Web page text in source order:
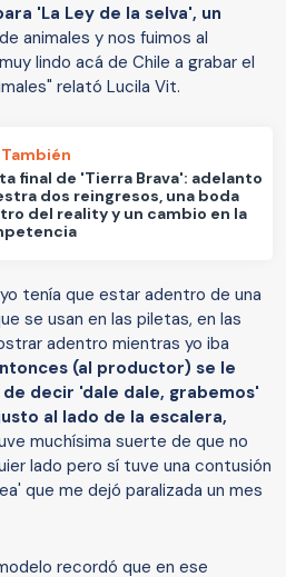
'La Ley de la selva', un
animales y nos fuimos al
lindo acá de Chile a grabar el
relató Lucila Vit.
final de 'Tierra Brava': adelanto
dos reingresos, una boda
del reality y un cambio en la
tenía que estar adentro de una
se usan en las piletas, en las
adentro mientras yo iba
(al productor) se le
decir 'dale dale, grabemos'
al lado de la escalera,
muchísima suerte de que no
lado pero sí tuve una contusión
que me dejó paralizada un mes
recordó que en ese